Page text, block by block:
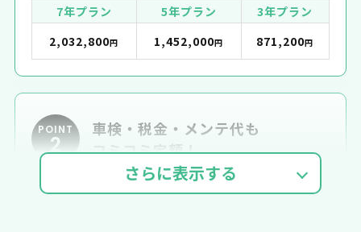
7年プラン 5年プラン
3年プラン
2,032,800円 1,452,000円 871,200円
POINT
2
車検・税金・メンテ代も
コミコミ定額！